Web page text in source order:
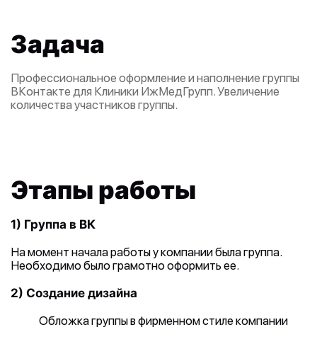
Задача
Профессиональное оформление и наполнение группы
ВКонтакте для Клиники ИжМедГрупп. Увеличение
количества участников группы.
Этапы работы
1) Группа в ВК
На момент начала работы у компании была группа.
Необходимо было грамотно оформить ее.
2) Создание дизайна
Обложка группы в фирменном стиле компании